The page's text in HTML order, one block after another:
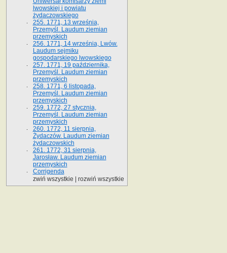
lwowskiej i powiatu
żydaczowskiego
255. 1771, 13 września,
Przemyśl. Laudum ziemian
przemyskich
256. 1771, 14 września, Lwów.
Laudum sejmiku
gospodarskiego lwowskiego
257. 1771, 19 października,
Przemyśl. Laudum ziemian
przemyskich
258. 1771, 6 listopada,
Przemyśl. Laudum ziemian
przemyskich
259. 1772, 27 stycznia,
Przemyśl. Laudum ziemian
przemyskich
260. 1772, 11 sierpnia,
Żydaczów. Laudum ziemian
żydaczowskich
261. 1772, 31 sierpnia,
Jarosław. Laudum ziemian
przemyskich
Corrigenda
zwiń wszystkie
rozwiń wszystkie